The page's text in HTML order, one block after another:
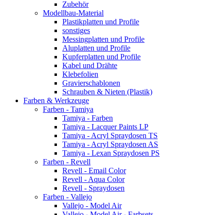
Zubehör
Modellbau-Material
Plastikplatten und Profile
sonstiges
Messingplatten und Profile
Aluplatten und Profile
Kupferplatten und Profile
Kabel und Drähte
Klebefolien
Gravierschablonen
Schrauben & Nieten (Plastik)
Farben & Werkzeuge
Farben - Tamiya
Tamiya - Farben
Tamiya - Lacquer Paints LP
Tamiya - Acryl Spraydosen TS
Tamiya - Acryl Spraydosen AS
Tamiya - Lexan Spraydosen PS
Farben - Revell
Revell - Email Color
Revell - Aqua Color
Revell - Spraydosen
Farben - Vallejo
Vallejo - Model Air